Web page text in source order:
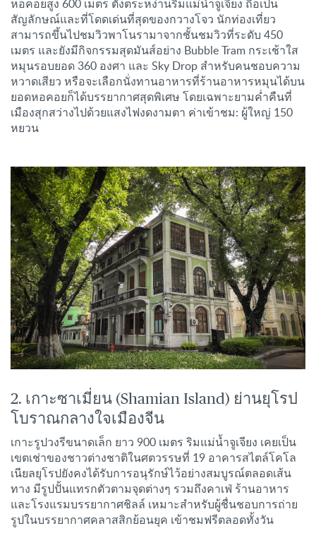
หอคอยสูง 600 เมตร ตั้งตระหง่านริมแม่น้ำจูเจียง ถือเป็น
สัญลักษณ์และที่โดดเด่นที่สุดของกวางโจว นักท่องเที่ยว
สามารถขึ้นไปชมวิวพาโนรามาจากชั้นชมวิวที่ระดับ 450
เมตร และยังมีกิจกรรมสุดมันส์อย่าง Bubble Tram กระเช้าใส
หมุนรอบยอด 360 องศา และ Sky Drop สำหรับคนชอบความ
หวาดเสียว หรือจะเลือกนั่งทานอาหารที่ร้านอาหารหมุนได้บน
ยอดหอคอยก็ได้บรรยากาศสุดพิเศษ โดยเฉพาะยามค่ำคืนที่
เมืองสุกสว่างไปด้วยแสงไฟงดงามตา ค่าเข้าชม: ผู้ใหญ่ 150
หยวน
2. เกาะซาเมี่ยน (Shamian Island) ย่านยุโรป
โบราณกลางใจเมืองจีน
เกาะรูปวงรีขนาดเล็ก ยาว 900 เมตร ริมแม่น้ำจูเจียง เคยเป็น
เขตเช่าของชาวต่างชาติในศตวรรษที่ 19 อาคารสไตล์โคโล
เนียลยุโรปยังคงได้รับการอนุรักษ์ไว้อย่างสมบูรณ์ตลอดเส้น
ทาง มีรูปปั้นแทรกตัวตามจุดต่างๆ รวมถึงคาเฟ่ ร้านอาหาร
และโรงแรมบรรยากาศชิลล์ เหมาะสำหรับผู้ชื่นชอบการถ่าย
รูปในบรรยากาศคลาสสิกย้อนยุค เข้าชมฟรีตลอดทั้งวัน